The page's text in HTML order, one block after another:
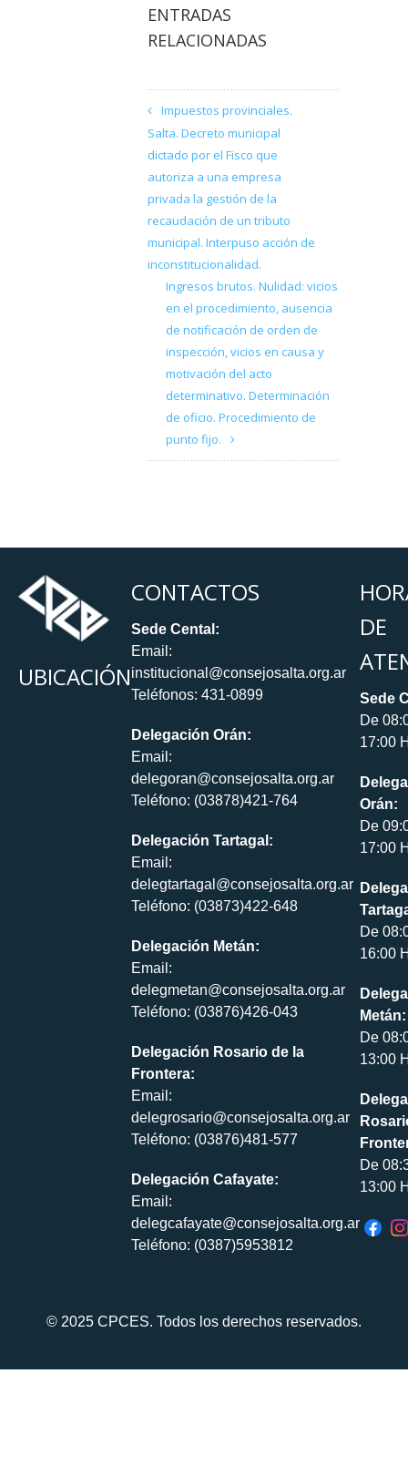
ENTRADAS
RELACIONADAS
Impuestos provinciales.
Salta. Decreto municipal
dictado por el Fisco que
autoriza a una empresa
privada la gestión de la
recaudación de un tributo
municipal. Interpuso acción de
inconstitucionalidad.
Ingresos brutos. Nulidad: vicios
en el procedimiento, ausencia
de notificación de orden de
inspección, vicios en causa y
motivación del acto
determinativo. Determinación
de oficio. Procedimiento de
punto fijo.
UBICACIÓN
CONTACTOS
Sede Cental:
Email:
institucional@consejosalta.org.ar
Teléfonos: 431-0899
Delegación Orán:
Email:
delegoran@consejosalta.org.ar
Teléfono: (03878)421-764
Delegación Tartagal:
Email:
delegtartagal@consejosalta.org.ar
Teléfono: (03873)422-648
Delegación Metán:
Email:
delegmetan@consejosalta.org.ar
Teléfono: (03876)426-043
Delegación Rosario de la
Frontera:
Email:
delegrosario@consejosalta.org.ar
Teléfono: (03876)481-577
Delegación Cafayate:
Email:
delegcafayate@consejosalta.org.ar
Teléfono: (0387)5953812
DE
Sede
De
17:00
Orán:
De
17:00
De
16:00
Metán:
De
13:00
De
13:00
© 2025 CPCES. Todos los derechos reservados.